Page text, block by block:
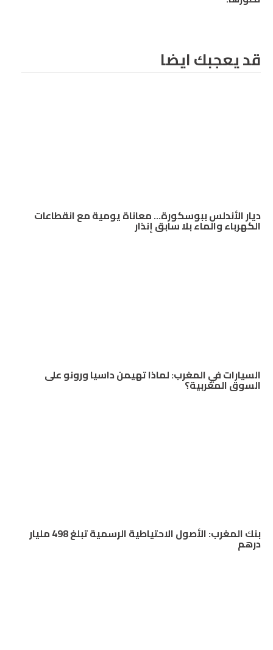
قد يعجبك ايضا
ديار الأندلس ببوسكورة… معاناة يومية مع انقطاعات
الكهرباء والماء بلا سابق إنذار
السيارات في المغرب: لماذا تهيمن داسيا ورونو على
السوق المغربية؟
بنك المغرب: الأصول الاحتياطية الرسمية تبلغ 498 مليار
درهم